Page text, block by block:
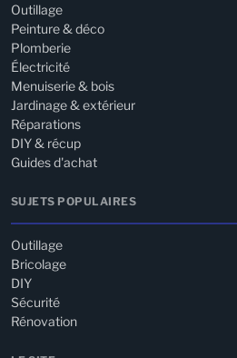
Outillage
Peinture & déco
Plomberie
Électricité
Menuiserie & bois
Jardinage & extérieur
Réparations
DIY & récup
Guides d'achat
SUJETS POPULAIRES
Outillage
Bricolage
DIY
Sécurité
Rénovation